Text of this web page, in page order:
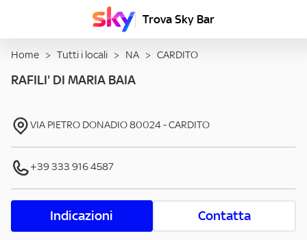
Trova Sky Bar
Home > Tutti i locali > NA > CARDITO
RAFILI' DI MARIA BAIA
VIA PIETRO DONADIO80024-CARDITO
+39 333 916 4587
Indicazioni Contatta